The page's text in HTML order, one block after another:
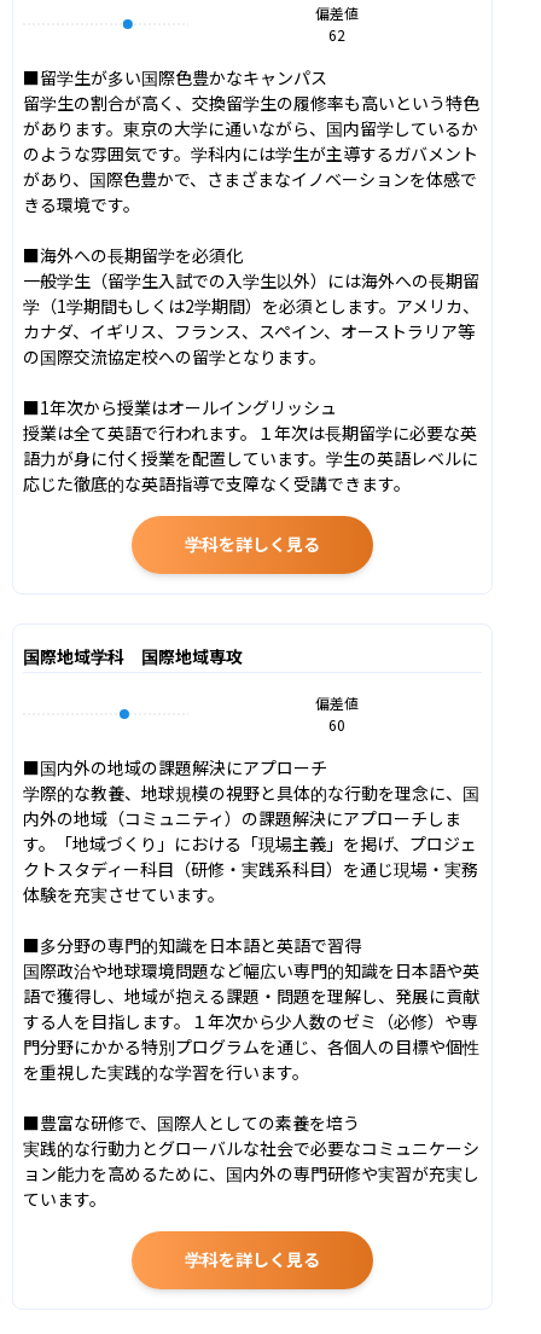
偏差値
62
■留学生が多い国際色豊かなキャンパス
留学生の割合が高く、交換留学生の履修率も高いという特色
があります。東京の大学に通いながら、国内留学しているか
のような雰囲気です。学科内には学生が主導するガバメント
があり、国際色豊かで、さまざまなイノベーションを体感で
きる環境です。
■海外への長期留学を必須化
一般学生（留学生入試での入学生以外）には海外への長期留
学（1学期間もしくは2学期間）を必須とします。アメリカ、
カナダ、イギリス、フランス、スペイン、オーストラリア等
の国際交流協定校への留学となります。
■1年次から授業はオールイングリッシュ
授業は全て英語で行われます。１年次は長期留学に必要な英
語力が身に付く授業を配置しています。学生の英語レベルに
応じた徹底的な英語指導で支障なく受講できます。
学科を詳しく見る
国際地域学科 国際地域専攻
偏差値
60
■国内外の地域の課題解決にアプローチ
学際的な教養、地球規模の視野と具体的な行動を理念に、国
内外の地域（コミュニティ）の課題解決にアプローチしま
す。「地域づくり」における「現場主義」を掲げ、プロジェ
クトスタディー科目（研修・実践系科目）を通じ現場・実務
体験を充実させています。
■多分野の専門的知識を日本語と英語で習得
国際政治や地球環境問題など幅広い専門的知識を日本語や英
語で獲得し、地域が抱える課題・問題を理解し、発展に貢献
する人を目指します。１年次から少人数のゼミ（必修）や専
門分野にかかる特別プログラムを通じ、各個人の目標や個性
を重視した実践的な学習を行います。
■豊富な研修で、国際人としての素養を培う
実践的な行動力とグローバルな社会で必要なコミュニケーシ
ョン能力を高めるために、国内外の専門研修や実習が充実し
ています。
学科を詳しく見る